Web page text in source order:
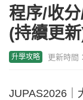
程序/收
(持續更
升學攻略 更新時間
JUPAS2026｜